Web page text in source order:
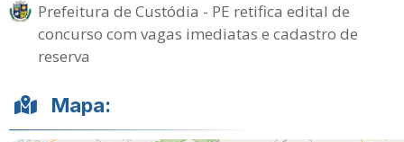
Prefeitura de Custódia - PE retifica edital de
concurso com vagas imediatas e cadastro de
reserva
Mapa: